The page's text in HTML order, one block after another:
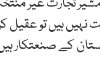
دوست نہیں
کے صنعتکار